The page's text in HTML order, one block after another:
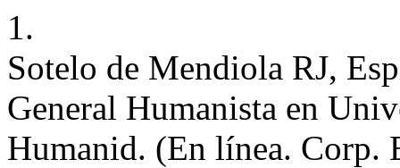
1.
Sotelo de Mendiola RJ,
General Humanista en
Humanid. (En línea. Corp.